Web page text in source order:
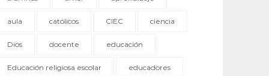
aula católicos CIEC ciencia
Dios docente educación
Educación religiosa escolar educadores